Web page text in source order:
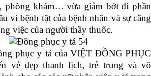
phòng khám… vừa giảm bớt đi phần
vì bệnh tật của bệnh nhân và sự căng
việc của người thầy thuốc.
phục y tá của VIỆT ĐỒNG PHỤC
vẻ đẹp thanh lịch, trẻ trung và vô